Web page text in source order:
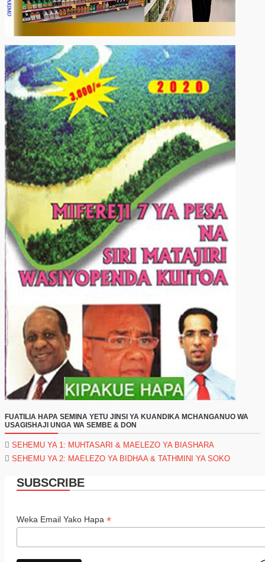
FUATILIA HAPA SEMINA YETU JINSI YA KUANDIKA MCHANGANUO WA
USAGISHAJI UNGA WA SEMBE & DON
SEHEMU YA 1: MUHTASARI & MAELEZO YA BIASHARA
SEHEMU YA 2: MAELEZO YA BIDHAA & TATHMINI YA SOKO
SUBSCRIBE
Weka Email Yako Hapa *